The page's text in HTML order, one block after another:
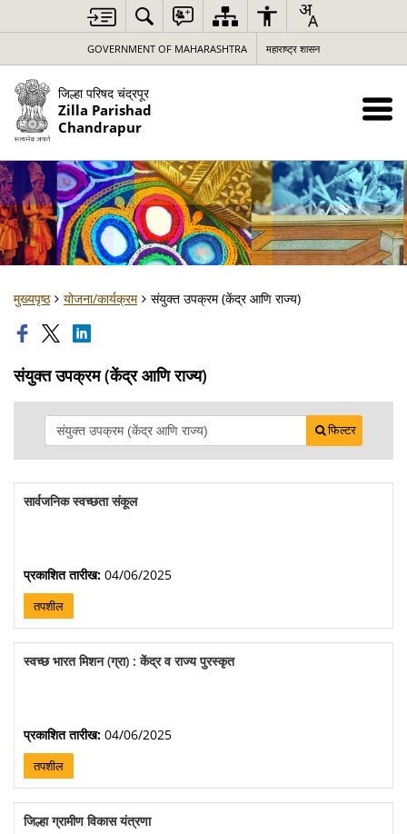
GOVERNMENT OF MAHARASHTRA महाराष्ट्र शासन
जिल्हा परिषद चंद्रपूर
Zilla Parishad
Chandrapur
मुख्यपृष्ठ योजना/कार्यक्रम संयुक्त उपक्रम (केंद्र आणि राज्य)
संयुक्त उपक्रम (केंद्र आणि राज्य)
फिल्टर
सार्वजनिक स्वच्छता संकूल
प्रकाशित तारीख: 04/06/2025
तपशील
स्वच्छ भारत मिशन (ग्रा) : केंद्र व राज्य पुरस्कृत
प्रकाशित तारीख: 04/06/2025
तपशील
जिल्हा ग्रामीण विकास यंत्रणा